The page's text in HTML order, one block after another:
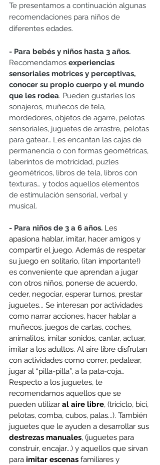
Te presentamos a continuación algunas
recomendaciones para niños de
diferentes edades.
- Para bebés y niños hasta 3 años.
Recomendamos experiencias
sensoriales motrices y perceptivas,
conocer su propio cuerpo y el mundo
que les rodea. Pueden gustarles los
sonajeros, muñecos de tela,
mordedores, objetos de agarre, pelotas
sensoriales, juguetes de arrastre, pelotas
para gatear… Les encantan las cajas de
permanencia o con formas geométricas,
laberintos de motricidad, puzles
geométricos, libros de tela, libros con
texturas… y todos aquellos elementos
de estimulación sensorial, verbal y
musical.
- Para niños de 3 a 6 años. Les
apasiona hablar, imitar, hacer amigos y
compartir el juego. Además de respetar
su juego en solitario, (¡tan importante!)
es conveniente que aprendan a jugar
con otros niños, ponerse de acuerdo,
ceder, negociar, esperar turnos, prestar
juguetes... Se interesan por actividades
como narrar acciones, hacer hablar a
muñecos, juegos de cartas, coches,
animalitos, imitar sonidos, cantar, actuar,
imitar a los adultos. Al aire libre disfrutan
con actividades como correr, pedalear,
jugar al “pilla-pilla”, a la pata-coja…
Respecto a los juguetes, te
recomendamos aquellos que se
pueden utilizar al aire libre, (triciclo, bici,
pelotas, comba, cubos, palas...). También
juguetes que le ayuden a desarrollar sus
destrezas manuales, (juguetes para
construir, encajar...) y aquellos que sirvan
para imitar escenas familiares y